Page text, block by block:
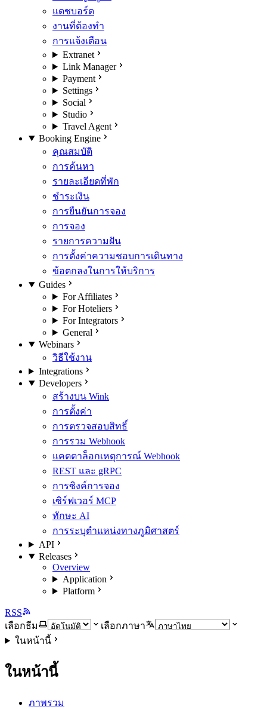
แดชบอร์ด
งานที่ต้องทำ
การแจ้งเตือน
Extranet
Link Manager
Payment
Settings
Social
Studio
Travel Agent
Booking Engine
คุณสมบัติ
การค้นหา
รายละเอียดที่พัก
ชำระเงิน
การยืนยันการจอง
การจอง
รายการความฝัน
การตั้งค่าความชอบการเดินทาง
ข้อตกลงในการให้บริการ
Guides
For Affiliates
For Hoteliers
For Integrators
General
Webinars
วิธีใช้งาน
Integrations
Developers
สร้างบน Wink
การตั้งค่า
การตรวจสอบสิทธิ์
การรวม Webhook
แคตตาล็อกเหตุการณ์ Webhook
REST และ gRPC
การซิงค์การจอง
เซิร์ฟเวอร์ MCP
ทักษะ AI
การระบุตำแหน่งทางภูมิศาสตร์
API
Releases
Overview
Application
Platform
RSS
เลือกธีม
เลือกภาษา
ในหน้านี้
ในหน้านี้
ภาพรวม